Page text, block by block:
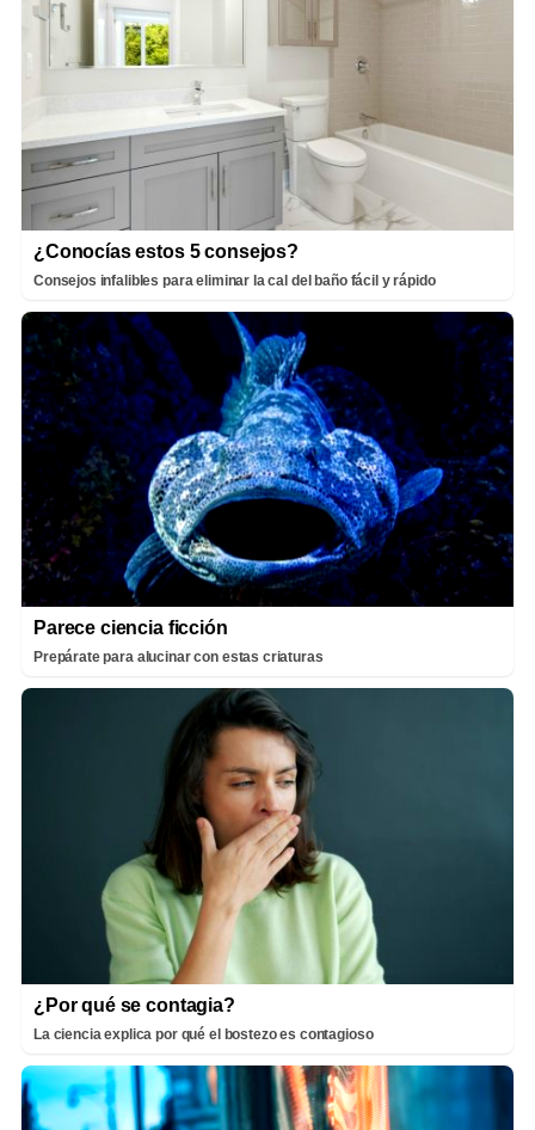
¿Conocías estos 5 consejos?
Consejos infalibles para eliminar la cal del baño fácil y rápido
Parece ciencia ficción
Prepárate para alucinar con estas criaturas
¿Por qué se contagia?
La ciencia explica por qué el bostezo es contagioso